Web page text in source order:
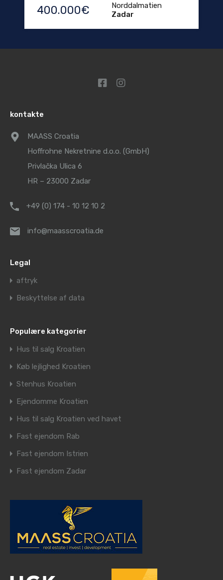
400.000€
Norddalmatien
Zadar
kontakte
MAASS Croatia
Hoffrohne Nekretnine d.o.o. (GmbH)
Privlačka Ulica 6
HR – 23000 Zadar
+49 (0) 174 - 10 12 10 2
info@maasscroatia.de
Legal
aftryk
Beskyttelse af data
Populære kategorier
Hus til salg Kroatien
Køb lejlighed Kroatien
Stenhus Kroatien
Ejendomme Kroatien
Hus til salg Kroatien ved havet
Fast ejendom Rab
Fast ejendom Istrien
Fast ejendom Zadar